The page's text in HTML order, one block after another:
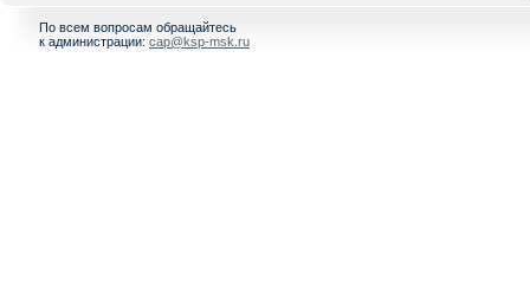
По всем вопросам обращайтесь
к администрации: cap@ksp-msk.ru